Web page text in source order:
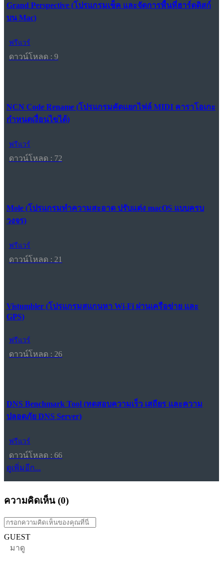
Grand Perspective (โปรแกรมเช็ค และจัดการพื้นที่ฮาร์ดดิสก์
บน Mac)
ฟรีแวร์
ดาวน์โหลด : 9
NCN Code Rename (โปรแกรมคัดแยกไฟล์ MIDI คาราโอเกะ
กำหนดเงื่อนไขได้)
ฟรีแวร์
ดาวน์โหลด : 72
Mole (โปรแกรมทำความสะอาด ปรับแต่ง macOS แบบครบ
วงจร)
ฟรีแวร์
ดาวน์โหลด : 21
Vistumbler (โปรแกรมสแกนหา Wi-Fi ผ่านเครือข่าย และ
GPS)
ฟรีแวร์
ดาวน์โหลด : 26
DNS Benchmark Tool (ทดสอบความเร็ว เสถียร และความ
ปลอดภัย DNS Server)
ฟรีแวร์
ดาวน์โหลด : 66
ดูเพิ่มอีก...
ความคิดเห็น (0)
GUEST
มาดู